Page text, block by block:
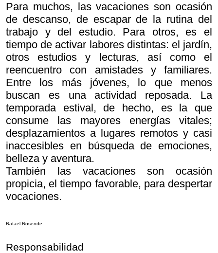
Para muchos, las vacaciones son ocasión
de descanso, de escapar de la rutina del
trabajo y del estudio. Para otros, es el
tiempo de activar labores distintas: el jardín,
otros estudios y lecturas, así como el
reencuentro con amistades y familiares.
Entre los más jóvenes, lo que menos
buscan es una actividad reposada. La
temporada estival, de hecho, es la que
consume las mayores energías vitales;
desplazamientos a lugares remotos y casi
inaccesibles en búsqueda de emociones,
belleza y aventura.
También las vacaciones son ocasión
propicia, el tiempo favorable, para despertar
vocaciones.
Rafael Rosende
Responsabilidad